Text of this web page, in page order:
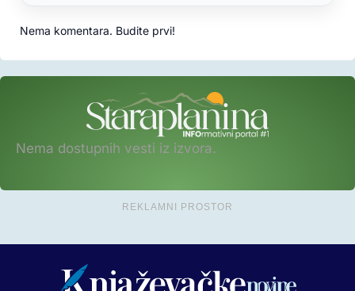
Nema komentara. Budite prvi!
Nema dostupnih vesti iz izvora.
REKLAMNI PROSTOR